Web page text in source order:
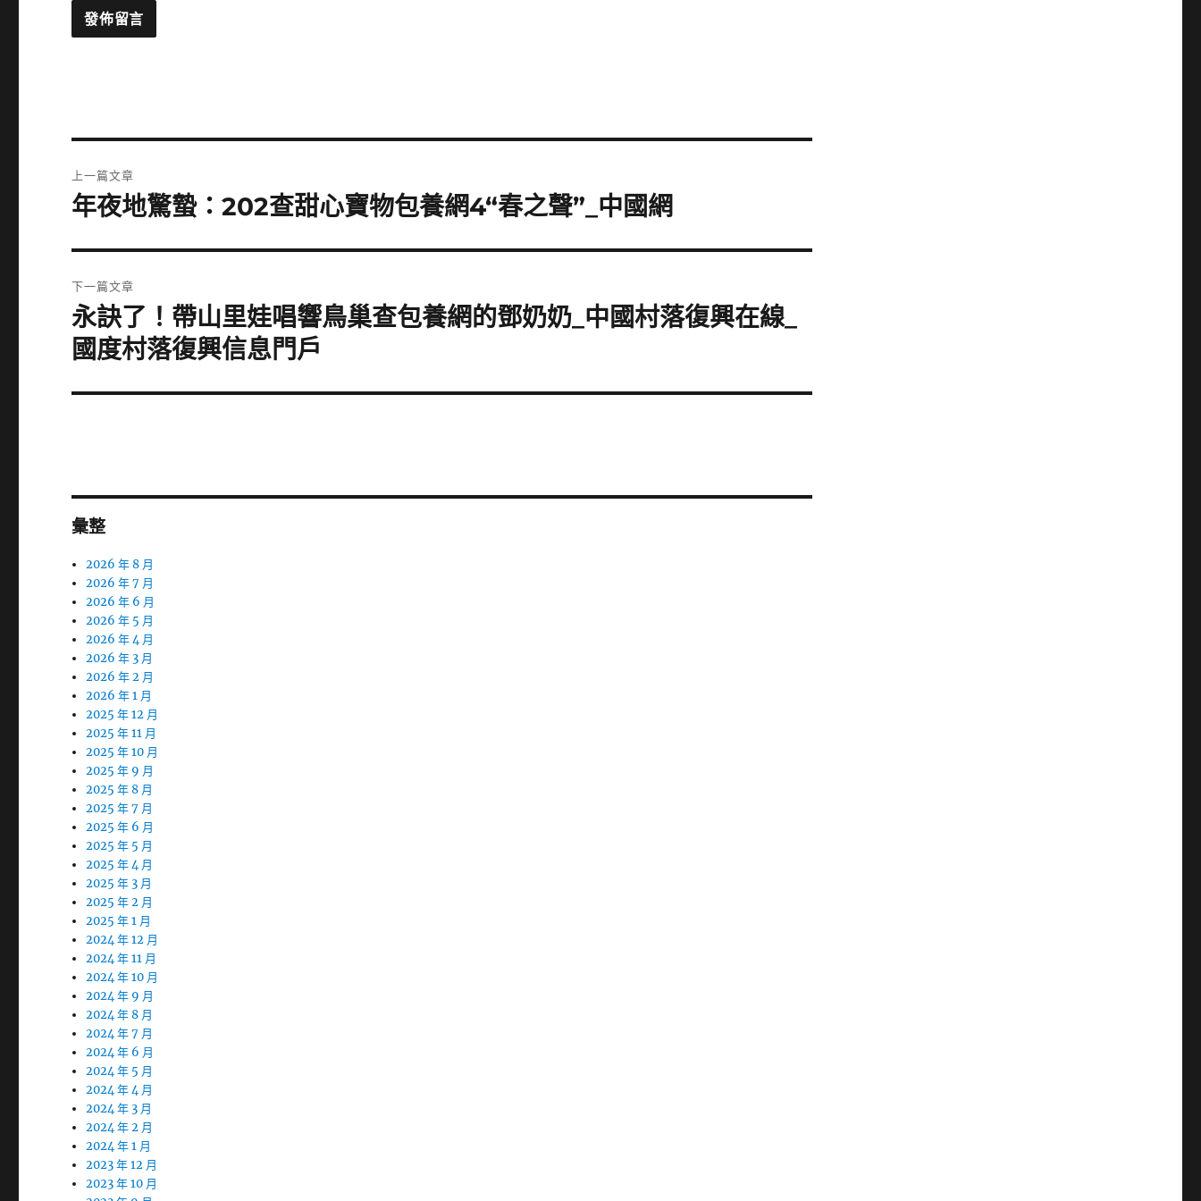
章
上一篇文章
上
篇
文
章:
年夜地驚蟄：202查甜心寶物包養網4“春之聲”_中國網
下一篇文章
下
一
篇
文
永訣了！帶山里娃唱響鳥巢查包養網的鄧奶奶_中國村落復興在線_
國度村落復興信息門戶
彙整
2026 年 8 月
2026 年 7 月
2026 年 6 月
2026 年 5 月
2026 年 4 月
2026 年 3 月
2026 年 2 月
2026 年 1 月
2025 年 12 月
2025 年 11 月
2025 年 10 月
2025 年 9 月
2025 年 8 月
2025 年 7 月
2025 年 6 月
2025 年 5 月
2025 年 4 月
2025 年 3 月
2025 年 2 月
2025 年 1 月
2024 年 12 月
2024 年 11 月
2024 年 10 月
2024 年 9 月
2024 年 8 月
2024 年 7 月
2024 年 6 月
2024 年 5 月
2024 年 4 月
2024 年 3 月
2024 年 2 月
2024 年 1 月
2023 年 12 月
2023 年 10 月